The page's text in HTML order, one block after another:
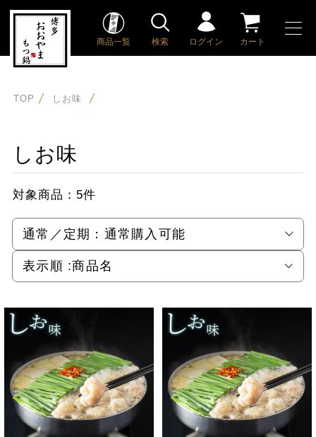
商品一覧 検索 ログイン カート
TOP しお味
しお味
対象商品： 5件
通常／定期： 通常購入可能
表示順 :商品名